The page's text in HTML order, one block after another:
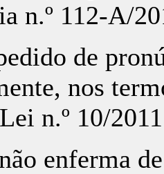
n.º 112-A/
de
nos
n.º 10/
enferma